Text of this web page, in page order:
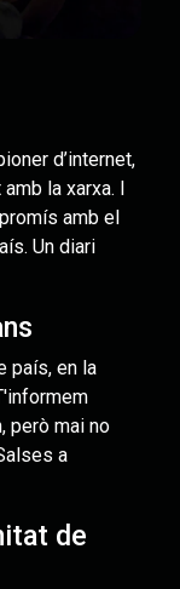
d’internet,
la xarxa. I
amb el
Un diari
país, en la
però mai no
a
de